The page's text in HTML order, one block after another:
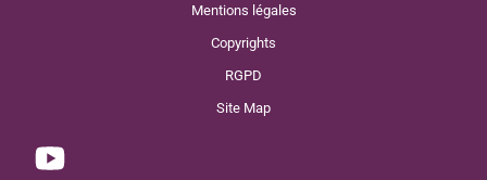
Mentions légales
Copyrights
RGPD
Site Map